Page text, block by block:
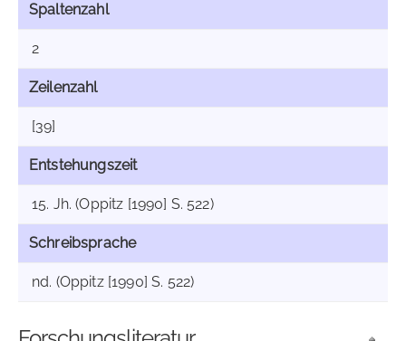
Spaltenzahl
2
Zeilenzahl
[39]
Entstehungszeit
15. Jh. (Oppitz [1990] S. 522)
Schreibsprache
nd. (Oppitz [1990] S. 522)